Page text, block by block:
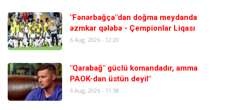
"Fənərbağça"dan doğma meydanda
əzmkar qələbə - Çempionlar Liqası
6 Aug, 2026 - 12:20
"Qarabağ" güclü komandadır, amma
PAOK-dan üstün deyil"
6 Aug, 2026 - 11:58